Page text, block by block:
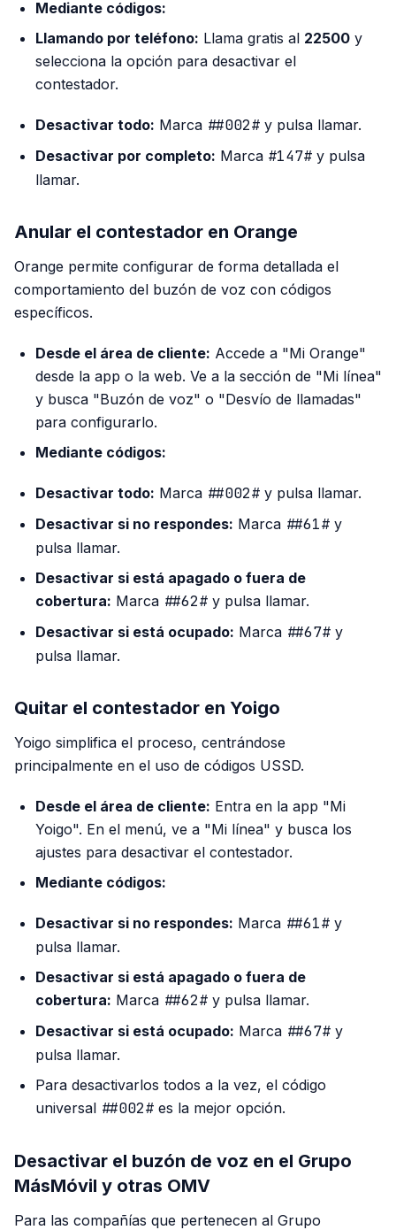
Mediante códigos:
Llamando por teléfono: Llama gratis al 22500 y
selecciona la opción para desactivar el
contestador.
Desactivar todo: Marca ##002# y pulsa llamar.
Desactivar por completo: Marca #147# y pulsa
llamar.
Anular el contestador en Orange
Orange permite configurar de forma detallada el
comportamiento del buzón de voz con códigos
específicos.
Desde el área de cliente: Accede a "Mi Orange"
desde la app o la web. Ve a la sección de "Mi línea"
y busca "Buzón de voz" o "Desvío de llamadas"
para configurarlo.
Mediante códigos:
Desactivar todo: Marca ##002# y pulsa llamar.
Desactivar si no respondes: Marca ##61# y
pulsa llamar.
Desactivar si está apagado o fuera de
cobertura: Marca ##62# y pulsa llamar.
Desactivar si está ocupado: Marca ##67# y
pulsa llamar.
Quitar el contestador en Yoigo
Yoigo simplifica el proceso, centrándose
principalmente en el uso de códigos USSD.
Desde el área de cliente: Entra en la app "Mi
Yoigo". En el menú, ve a "Mi línea" y busca los
ajustes para desactivar el contestador.
Mediante códigos:
Desactivar si no respondes: Marca ##61# y
pulsa llamar.
Desactivar si está apagado o fuera de
cobertura: Marca ##62# y pulsa llamar.
Desactivar si está ocupado: Marca ##67# y
pulsa llamar.
Para desactivarlos todos a la vez, el código
universal ##002# es la mejor opción.
Desactivar el buzón de voz en el Grupo
MásMóvil y otras OMV
Para las compañías que pertenecen al Grupo